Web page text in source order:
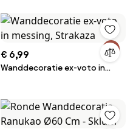
Goud - Sklum
€ 6,99
Wanddecoratie ex-voto in